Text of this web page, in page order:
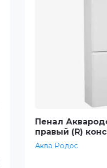
Пенал
правый (R)
Аква Родос